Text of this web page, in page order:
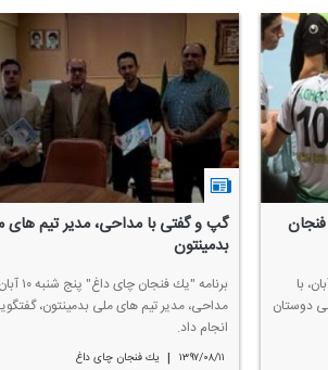
فنجان چای داغ" یكشنبه ۱۳ آبان، با
دوستان
گپ و گفتی با مداحی، مدیر تیم های
بدمینتون
برنامه "یك فنجان
مداحی، مدیر تیم های ملی بدمینتون،
انجام داد.
۱۳۹۷/۰۸/۱۱ | یك فنجان چای داغ